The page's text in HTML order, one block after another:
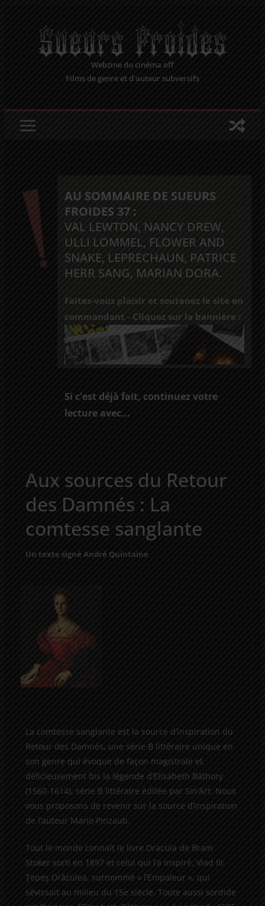
contenu
Webzine du cinéma off
Films de genre et d'auteur subversifs
AU SOMMAIRE DE SUEURS
FROIDES 37 :
VAL LEWTON, NANCY DREW,
ULLI LOMMEL, FLOWER AND
SNAKE, LEPRECHAUN, PATRICE
HERR SANG, MARIAN DORA.
Faites-vous plaisir et soutenez le site en
commandant - Cliquez sur la bannière :
Si c'est déjà fait, continuez votre
lecture avec...
Aux sources du Retour
des Damnés : La
comtesse sanglante
Un texte signé André Quintaine
La comtesse sanglante est la source d’inspiration du
Retour des Damnés, une série B littéraire unique en
son genre qui évoque de façon magistrale et
délicieusement bis la légende d’Elisabeth Báthory
(1560-1614), série B littéraire éditée par Sin’Art. Nous
vous proposons de revenir sur la source d’inspiration
de l’auteur Mario Pinzauti.
Tout le monde connaît le livre Dracula de Bram
Stoker sorti en 1897 et celui qui l’a inspiré, Vlad III.
Ţepeş Drăculea, surnommé « l’Empaleur », qui
sévissait au milieu du 15e siècle. Toute aussi sordide